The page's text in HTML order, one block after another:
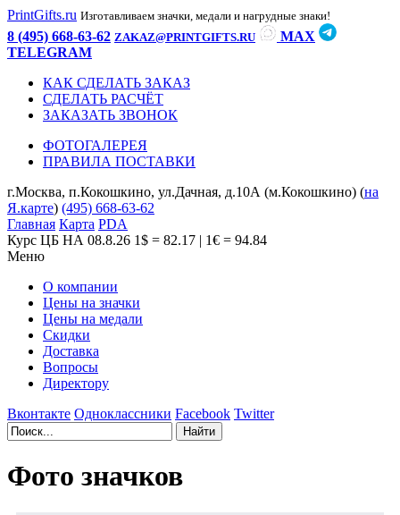
PrintGifts.ru Изготавливаем значки, медали и нагрудные знаки!
8 (495) 668-63-62 ZAKAZ@PRINTGIFTS.RU
MAX
TELEGRAM
КАК СДЕЛАТЬ ЗАКАЗ
СДЕЛАТЬ РАСЧЁТ
ЗАКАЗАТЬ ЗВОНОК
ФОТОГАЛЕРЕЯ
ПРАВИЛА ПОСТАВКИ
г.Москва, п.Кокошкино, ул.Дачная, д.10А (м.Кокошкино) (на
Я.карте) (495) 668-63-62
Главная Карта PDA
Курс ЦБ НА 08.8.26 1$ = 82.17 | 1€ = 94.84
Меню
О компании
Цены на значки
Цены на медали
Скидки
Доставка
Вопросы
Директору
Вконтакте Одноклассники Facebook Twitter
Фото значков